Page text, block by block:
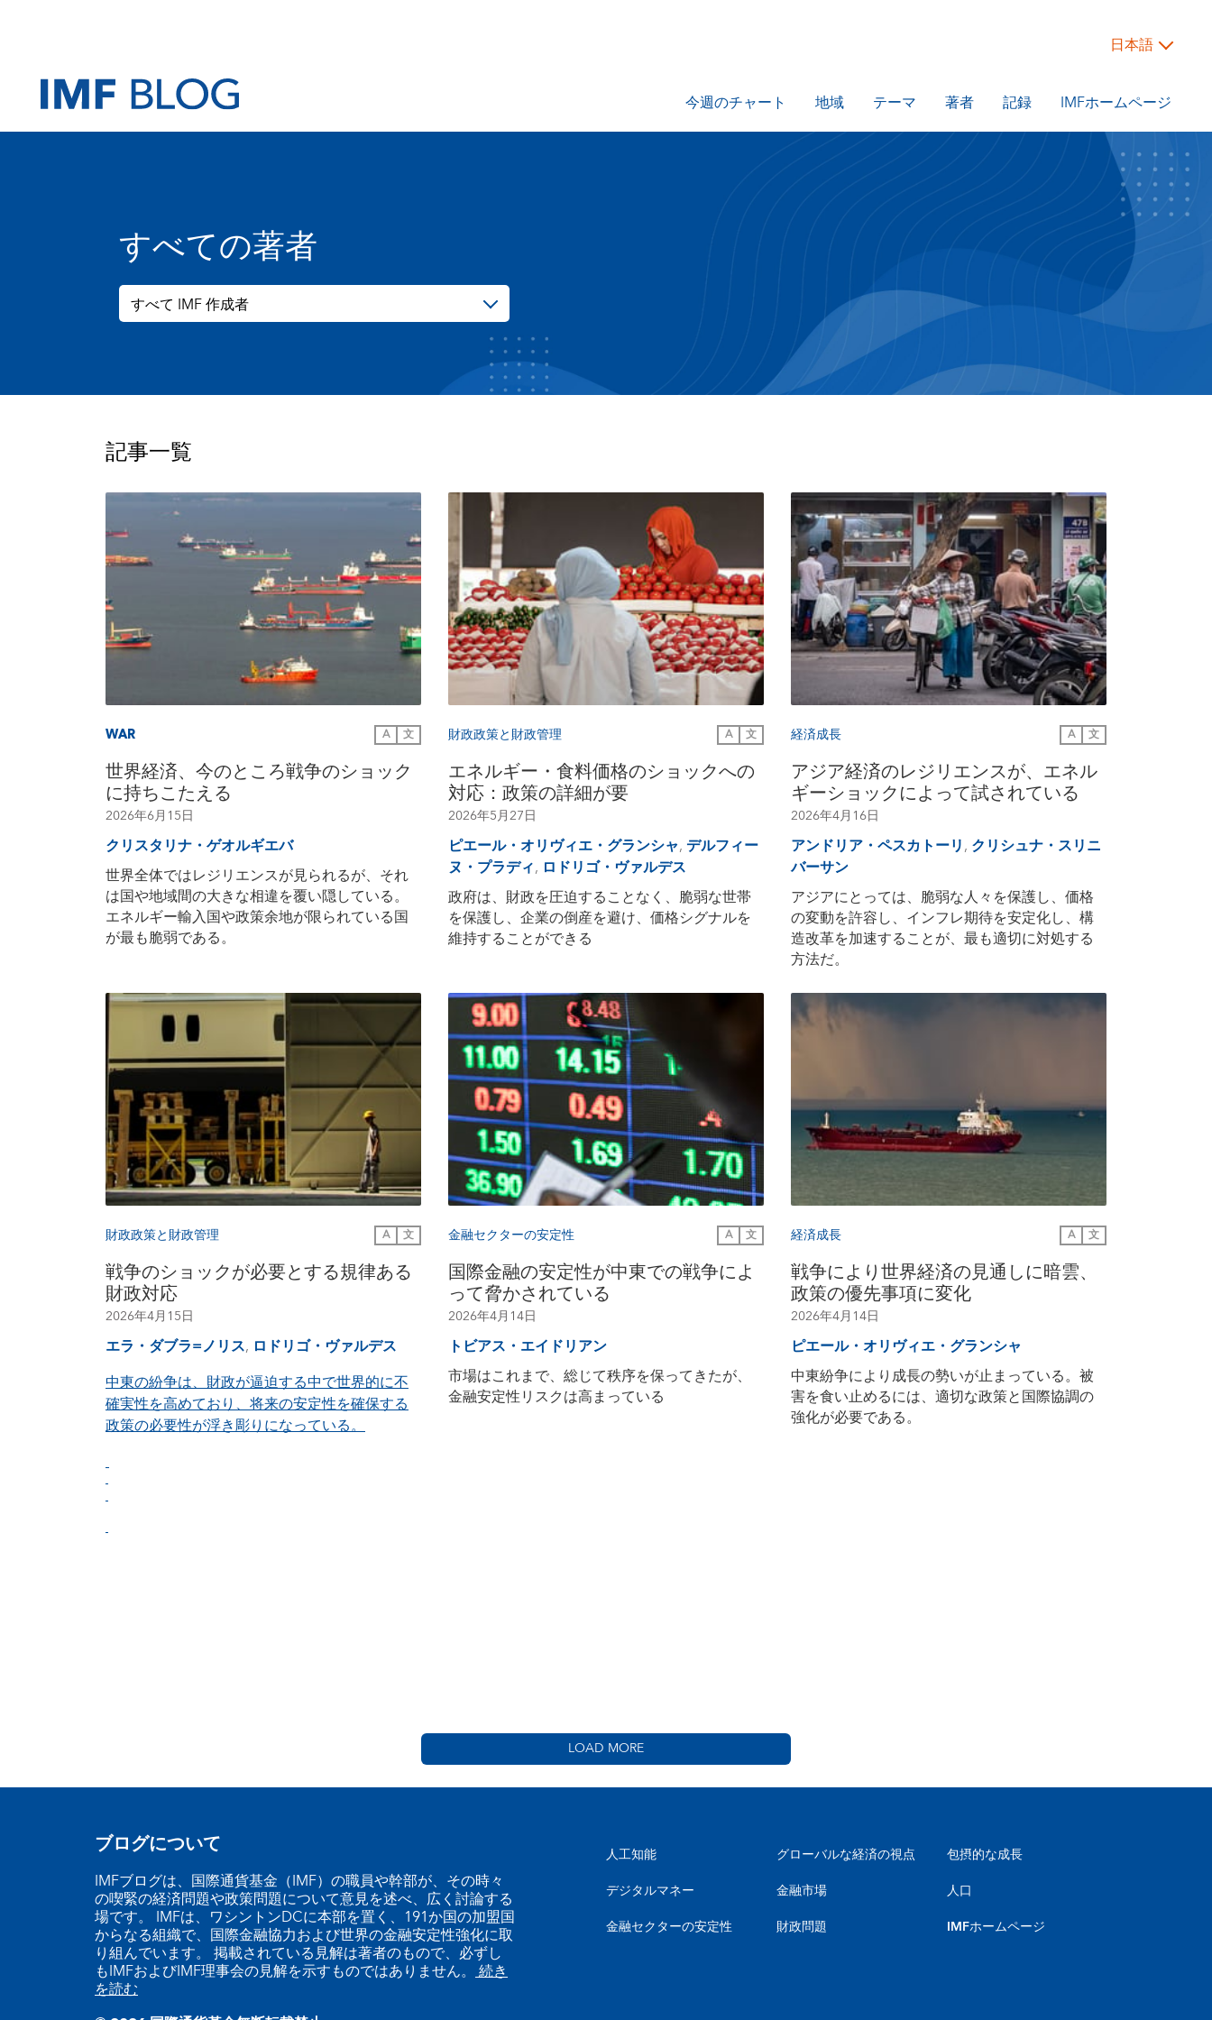
日本語
今週のチャート 地域 テーマ 著者 記録 IMFホームページ
すべての著者
すべて IMF 作成者
記事一覧
WAR A 文
世界経済、今のところ戦争のショック
に持ちこたえる
2026年6月15日
クリスタリナ・ゲオルギエバ
世界全体ではレジリエンスが見られるが、それ
は国や地域間の大きな相違を覆い隠している。
エネルギー輸入国や政策余地が限られている国
が最も脆弱である。
財政政策と財政管理 A 文
エネルギー・食料価格のショックへの
対応：政策の詳細が要
2026年5月27日
ピエール・オリヴィエ・グランシャ,デルフィー
ヌ・プラディ, ロドリゴ・ヴァルデス
政府は、財政を圧迫することなく、脆弱な世帯
を保護し、企業の倒産を避け、価格シグナルを
維持することができる
経済成長 A 文
アジア経済のレジリエンスが、エネル
ギーショックによって試されている
2026年4月16日
アンドリア・ペスカトーリ, クリシュナ・スリニ
バーサン
アジアにとっては、脆弱な人々を保護し、価格
の変動を許容し、インフレ期待を安定化し、構
造改革を加速することが、最も適切に対処する
方法だ。
財政政策と財政管理 A 文
戦争のショックが必要とする規律ある
財政対応
2026年4月15日
エラ・ダブラ=ノリス, ロドリゴ・ヴァルデス
中東の紛争は、財政が逼迫する中で世界的に不
確実性を高めており、将来の安定性を確保する
政策の必要性が浮き彫りになっている。
金融セクターの安定性 A 文
国際金融の安定性が中東での戦争によ
って脅かされている
2026年4月14日
トビアス・エイドリアン
市場はこれまで、総じて秩序を保ってきたが、
金融安定性リスクは高まっている
経済成長 A 文
戦争により世界経済の見通しに暗雲、
政策の優先事項に変化
2026年4月14日
ピエール・オリヴィエ・グランシャ
中東紛争により成長の勢いが止まっている。被
害を食い止めるには、適切な政策と国際協調の
強化が必要である。
LOAD MORE
ブログについて
IMFブログは、国際通貨基金（IMF）の職員や幹部が、その時々
の喫緊の経済問題や政策問題について意見を述べ、広く討論する
場です。 IMFは、ワシントンDCに本部を置く、191か国の加盟国
からなる組織で、国際金融協力および世界の金融安定性強化に取
り組んでいます。 掲載されている見解は著者のもので、必ずし
もIMFおよびIMF理事会の見解を示すものではありません。 続き
を読む
人工知能
デジタルマネー
金融セクターの安定性
グローバルな経済の視点
金融市場
財政問題
包摂的な成長
人口
IMFホームページ